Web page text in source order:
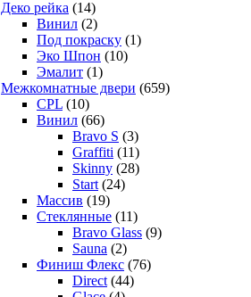
Деко рейка (14)
Винил (2)
Под покраску (1)
Эко Шпон (10)
Эмалит (1)
Межкомнатные двери (659)
CPL (10)
Винил (66)
Bravo S (3)
Graffiti (11)
Skinny (28)
Start (24)
Массив (19)
Стеклянные (11)
Bravo Glass (9)
Sauna (2)
Финиш Флекс (76)
Direct (44)